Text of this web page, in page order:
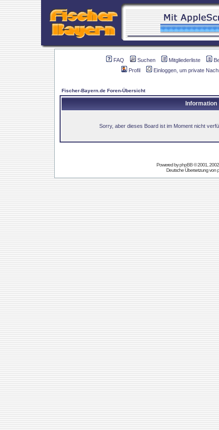
FAQ Suchen Mitgliederliste
Profil
Einloggen, um private
Fischer-Bayern.de Foren-Übersicht
Information
Sorry, aber dieses Board ist im Moment nicht
Powered byphpBB© 2001,
Deutsche Übersetzung von